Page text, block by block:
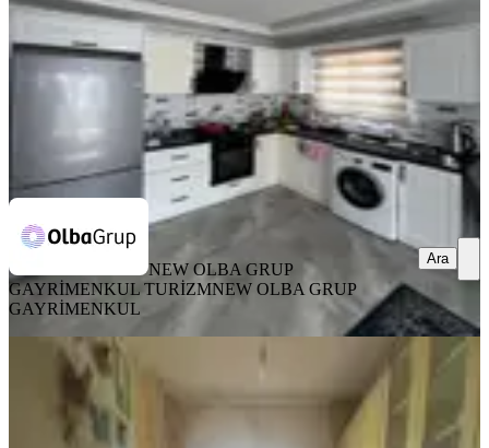
2.500.000 ₺
NEW OLBA GRUP GAYRİMENKUL TURİZMNEW OLBA
GRUP GAYRİMENKUL
NEW OLBA GRUP
GAYRİMENKUL TURİZMNEW OLBA GRUP
GAYRİMENKUL
Ara
Erdemli Tokide Borçsuz Satılık 2+1
Daire